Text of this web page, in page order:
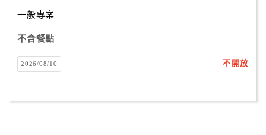
一般專案
不含餐點
2026/08/10 不開放